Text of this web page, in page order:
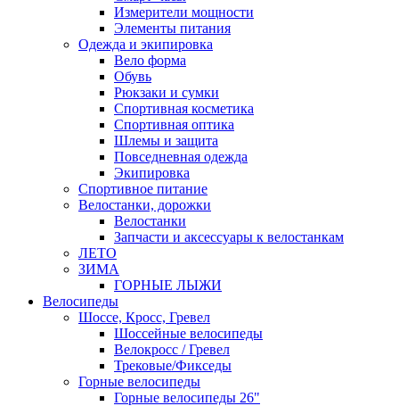
Измерители мощности
Элементы питания
Одежда и экипировка
Вело форма
Обувь
Рюкзаки и сумки
Спортивная косметика
Спортивная оптика
Шлемы и защита
Повседневная одежда
Экипировка
Спортивное питание
Велостанки, дорожки
Велостанки
Запчасти и аксессуары к велостанкам
ЛЕТО
ЗИМА
ГОРНЫЕ ЛЫЖИ
Велосипеды
Шоссе, Кросс, Гревел
Шоссейные велосипеды
Велокросс / Гревел
Трековые/Фикседы
Горные велосипеды
Горные велосипеды 26"